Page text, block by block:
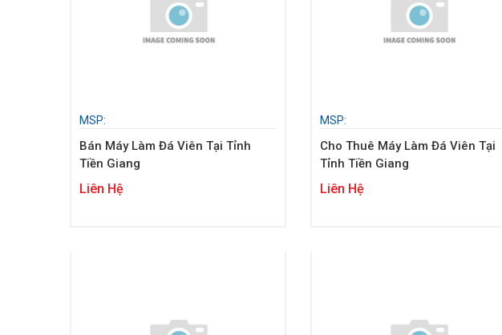
MSP:
Bán Máy Làm Đá Viên Tại Tỉnh
Tiền Giang
Liên Hệ
MSP:
Cho Thuê Máy Làm Đá Viên Tại
Tỉnh Tiền Giang
Liên Hệ